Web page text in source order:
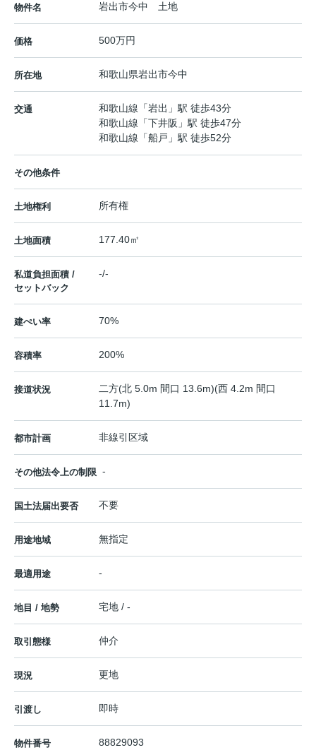
物件名 岩出市今中 土地
価格 500万円
所在地 和歌山県岩出市今中
交通 和歌山線 「岩出 」駅 徒歩43分
和歌山線 「下井阪 」駅 徒歩47分
和歌山線 「船戸 」駅 徒歩52分
その他条件
土地権利 所有権
土地面積 177.40㎡
私道負担面積 /
セットバック
-/-
建ぺい率 70%
容積率 200%
接道状況
二方(北 5.0m 間口 13.6m)(西 4.2m 間口
11.7m)
都市計画 非線引区域
その他法令上の制限 -
国土法届出要否 不要
用途地域 無指定
最適用途 -
地目 / 地勢 宅地 / -
取引態様 仲介
現況 更地
引渡し 即時
物件番号 88829093